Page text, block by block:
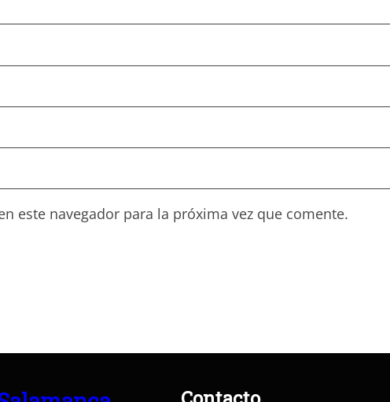
este navegador para la próxima vez que comente.